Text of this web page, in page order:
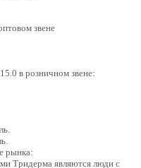
звене
в розничном звене:
рынка:
Тридерма являются люди с